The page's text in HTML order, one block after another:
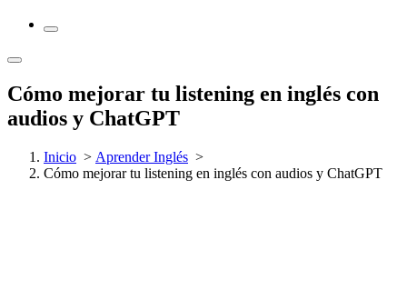
Cómo mejorar tu listening en inglés con
audios y ChatGPT
Inicio > Aprender Inglés >
Cómo mejorar tu listening en inglés con audios y ChatGPT